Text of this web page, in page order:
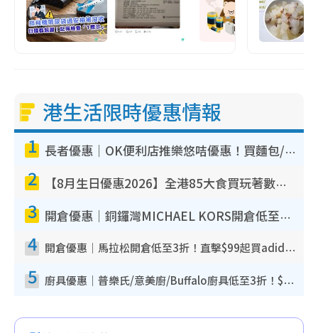
港生活限時優惠情報
1 長者優惠｜OK便利店推樂悠咭優惠！買麵包/牛奶/保健品拍卡即減
2 【8月生日優惠2026】全港85大食買玩著數攻略 自助餐/火鍋放題同行免費＋誠品/DONKI送現金券
3 開倉優惠｜銅鑼灣MICHAEL KORS開倉低至17折！直擊$500起買手袋/銀包/鞋款 必買經典Jet Set系列
4 開倉優惠｜馬拉松開倉低至3折！直擊$99起買adidas／New Balance／Puma鞋款 STANLEY保溫杯劈價至$119起
5 廚具優惠｜普樂氏/意美廚/Buffalo廚具低至3折！$89起買煎鍋／炒鑊／個人鍋 同場小家電激減至$99起